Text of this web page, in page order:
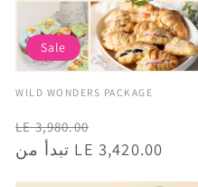
Vendor:
WILD WONDERS PACKAGE
Regular
price
LE 3,980.00
Sale
price
تبدأ من LE 3,420.00
Sale